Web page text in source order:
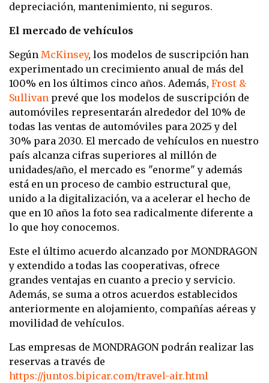
depreciación, mantenimiento, ni seguros.
El mercado de vehículos
Según McKinsey, los modelos de suscripción han
experimentado un crecimiento anual de más del
100% en los últimos cinco años. Además, Frost &
Sullivan prevé que los modelos de suscripción de
automóviles representarán alrededor del 10% de
todas las ventas de automóviles para 2025 y del
30% para 2030. El mercado de vehículos en nuestro
país alcanza cifras superiores al millón de
unidades/año, el mercado es "enorme" y además
está en un proceso de cambio estructural que,
unido a la digitalización, va a acelerar el hecho de
que en 10 años la foto sea radicalmente diferente a
lo que hoy conocemos.
Este el último acuerdo alcanzado por MONDRAGON
y extendido a todas las cooperativas, ofrece
grandes ventajas en cuanto a precio y servicio.
Además, se suma a otros acuerdos establecidos
anteriormente en alojamiento, compañías aéreas y
movilidad de vehículos.
Las empresas de MONDRAGON podrán realizar las
reservas a través de
https://juntos.bipicar.com/travel-air.html